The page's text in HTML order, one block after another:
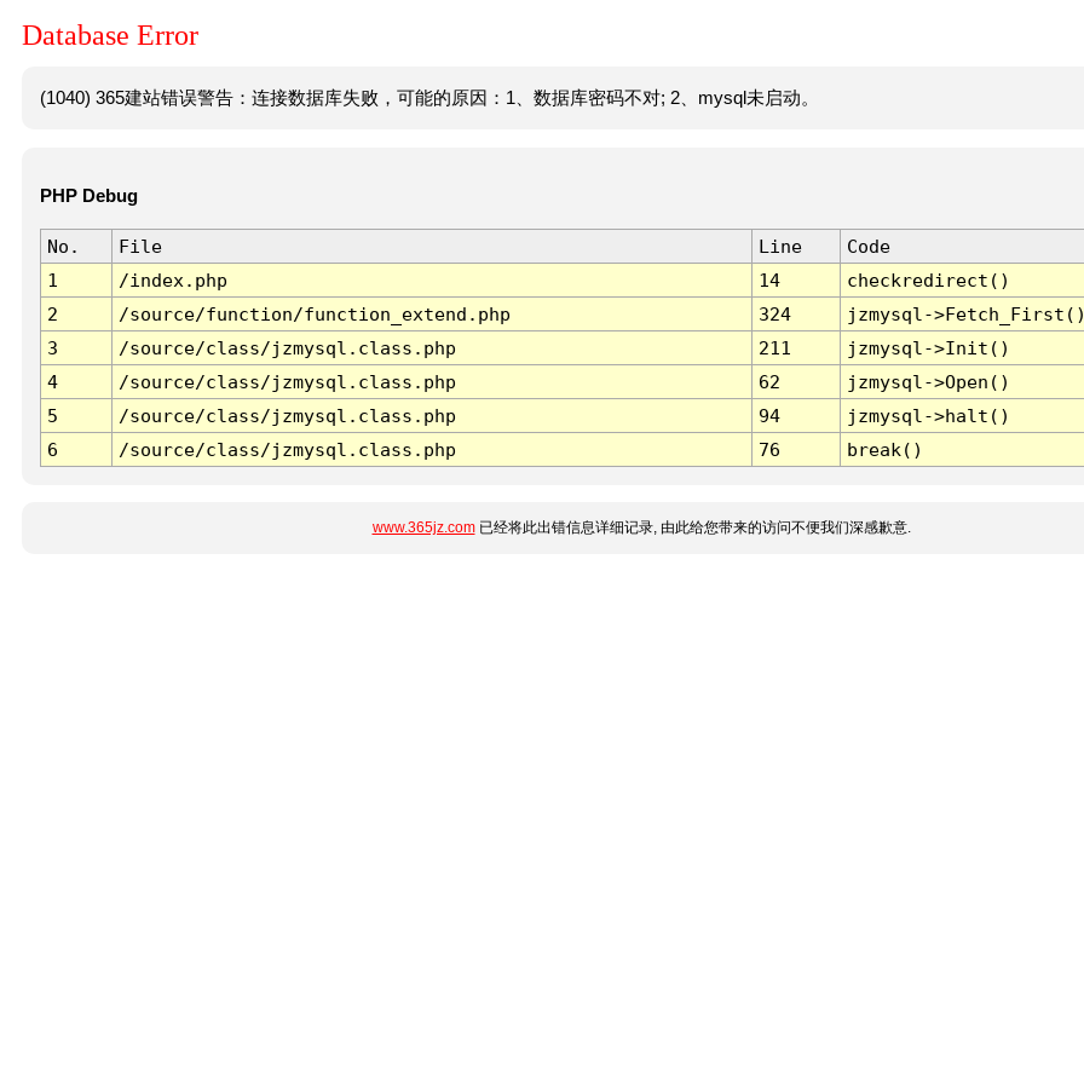
Database Error
(1040) 365建站错误警告：连接数据库失败，可能的原因：1、数据库密码不对; 2、mysql未启动。
PHP Debug
No. File Line
Code
1
/index.php 14
checkredirect()
2
/source/function/function_extend.php 324
jzmysql-
3
/source/class/jzmysql.class.php 211
jzmysql->Init()
4
/source/class/jzmysql.class.php 62
jzmysql->Open()
5
/source/class/jzmysql.class.php 94
jzmysql->halt()
6
/source/class/jzmysql.class.php 76 break()
www.365jz.com已经将此出错信息详细记录, 由此给您带来的访问不便我们深感歉意.